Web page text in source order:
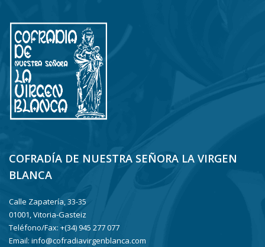
COFRADÍA DE NUESTRA SEÑORA LA VIRGEN
BLANCA
Calle Zapatería, 33-35
01001, Vitoria-Gasteiz
Teléfono/Fax: +(34) 945 277 077
Email: info@cofradiavirgenblanca.com